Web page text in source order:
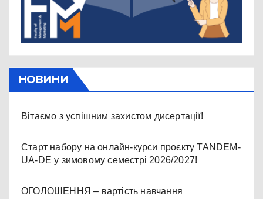
НОВИНИ
Вітаємо з успішним захистом дисертації!
Старт набору на онлайн-курси проєкту TANDEM-
UA-DE у зимовому семестрі 2026/2027!
ОГОЛОШЕННЯ – вартість навчання